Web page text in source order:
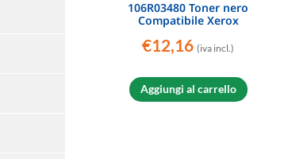
106R03480 Toner nero
Compatibile Xerox
€12,16 (iva incl.)
Aggiungi al carrello